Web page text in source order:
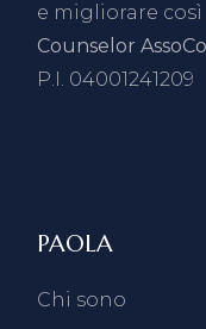
e migliorare
Counselor
P.I. 04001241209
PAOLA
Chi sono